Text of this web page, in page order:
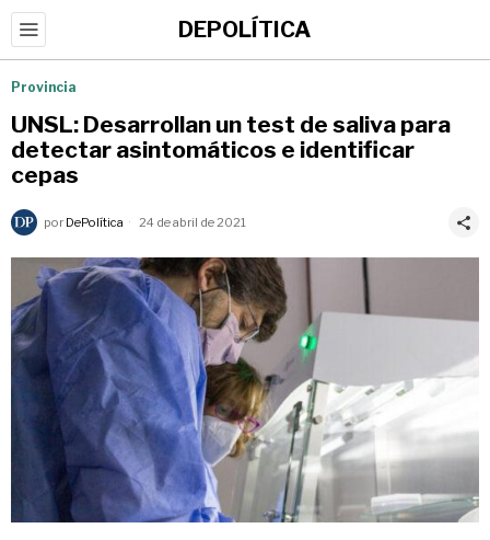
DEPOLÍTICA
Provincia
UNSL: Desarrollan un test de saliva para
detectar asintomáticos e identificar
cepas
por DePolítica 24 de abril de 2021